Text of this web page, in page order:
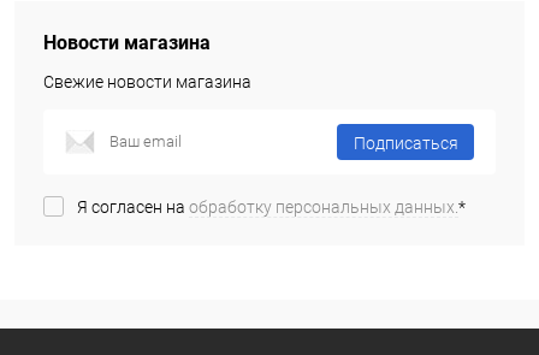
Новости магазина
Свежие новости магазина
Подписаться
Я согласен на обработку персональных данных.*